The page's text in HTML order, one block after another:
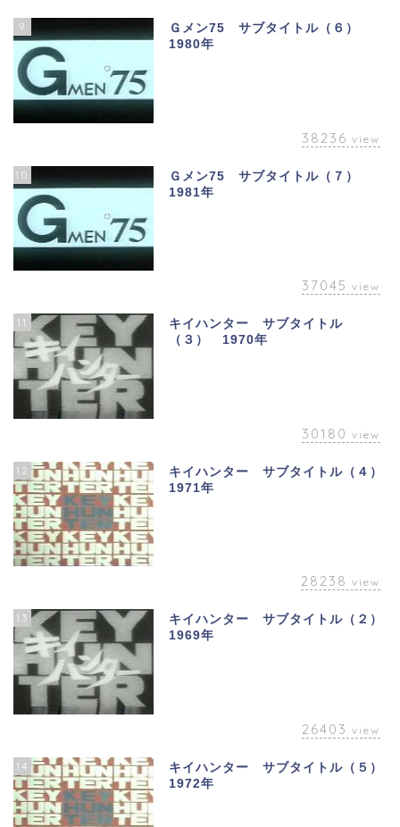
9
Ｇメン75 サブタイトル（６）
1980年
38236 view
10
Ｇメン75 サブタイトル（７）
1981年
37045 view
11
キイハンター サブタイトル
（３） 1970年
30180 view
12
キイハンター サブタイトル（４）
1971年
28238 view
13
キイハンター サブタイトル（２）
1969年
26403 view
14
キイハンター サブタイトル（５）
1972年